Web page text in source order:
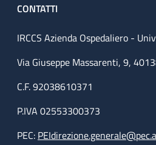
CONTATTI
IRCCS Azienda Ospedaliero -
Via Giuseppe Massarenti, 9,
C.F. 92038610371
P.IVA 02553300373
PEC: